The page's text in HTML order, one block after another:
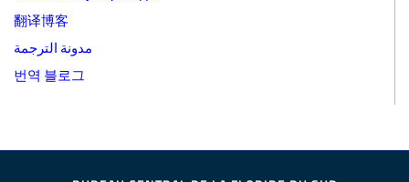
翻译博客
مدونة الترجمة
번역 블로그